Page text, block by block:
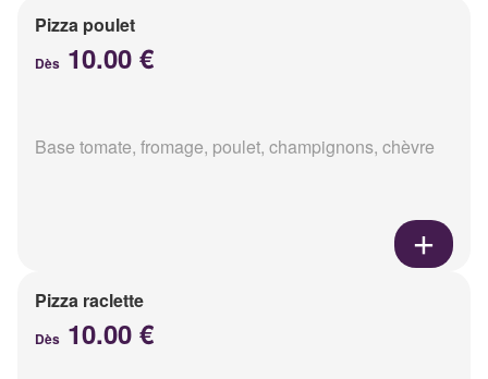
Pizza poulet
Dès 10.00 €
Base tomate, fromage, poulet, champignons, chèvre
Pizza raclette
Dès 10.00 €